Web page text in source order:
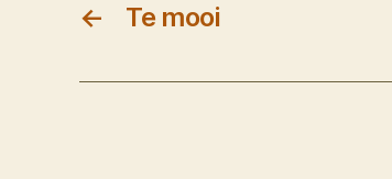
← Te mooi